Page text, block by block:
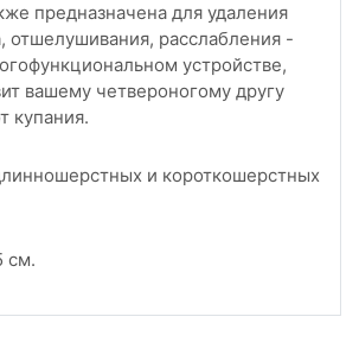
предназначена для удаления
отшелушивания, расслабления -
устройстве,
вашему четвероногому другу
купания.
и короткошерстных
см.